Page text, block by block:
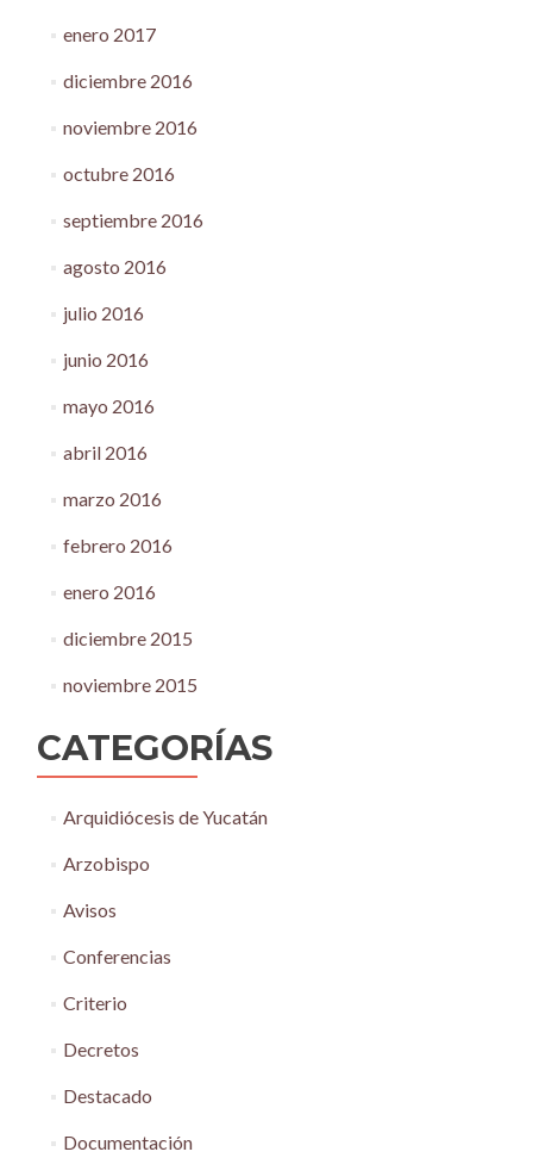
enero 2017
diciembre 2016
noviembre 2016
octubre 2016
septiembre 2016
agosto 2016
julio 2016
junio 2016
mayo 2016
abril 2016
marzo 2016
febrero 2016
enero 2016
diciembre 2015
noviembre 2015
CATEGORÍAS
Arquidiócesis de Yucatán
Arzobispo
Avisos
Conferencias
Criterio
Decretos
Destacado
Documentación